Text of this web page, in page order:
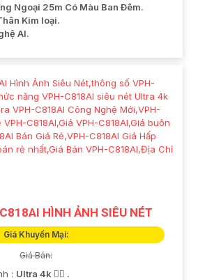
Ngoại 25m Có Màu Ban Ðêm.
Kim loại.
AI.
HÌNH ẢNH SIÊU NÉT
Giá Khuyến Mại:
Giá Bán:
: Ultra 4k 👍🏾 .